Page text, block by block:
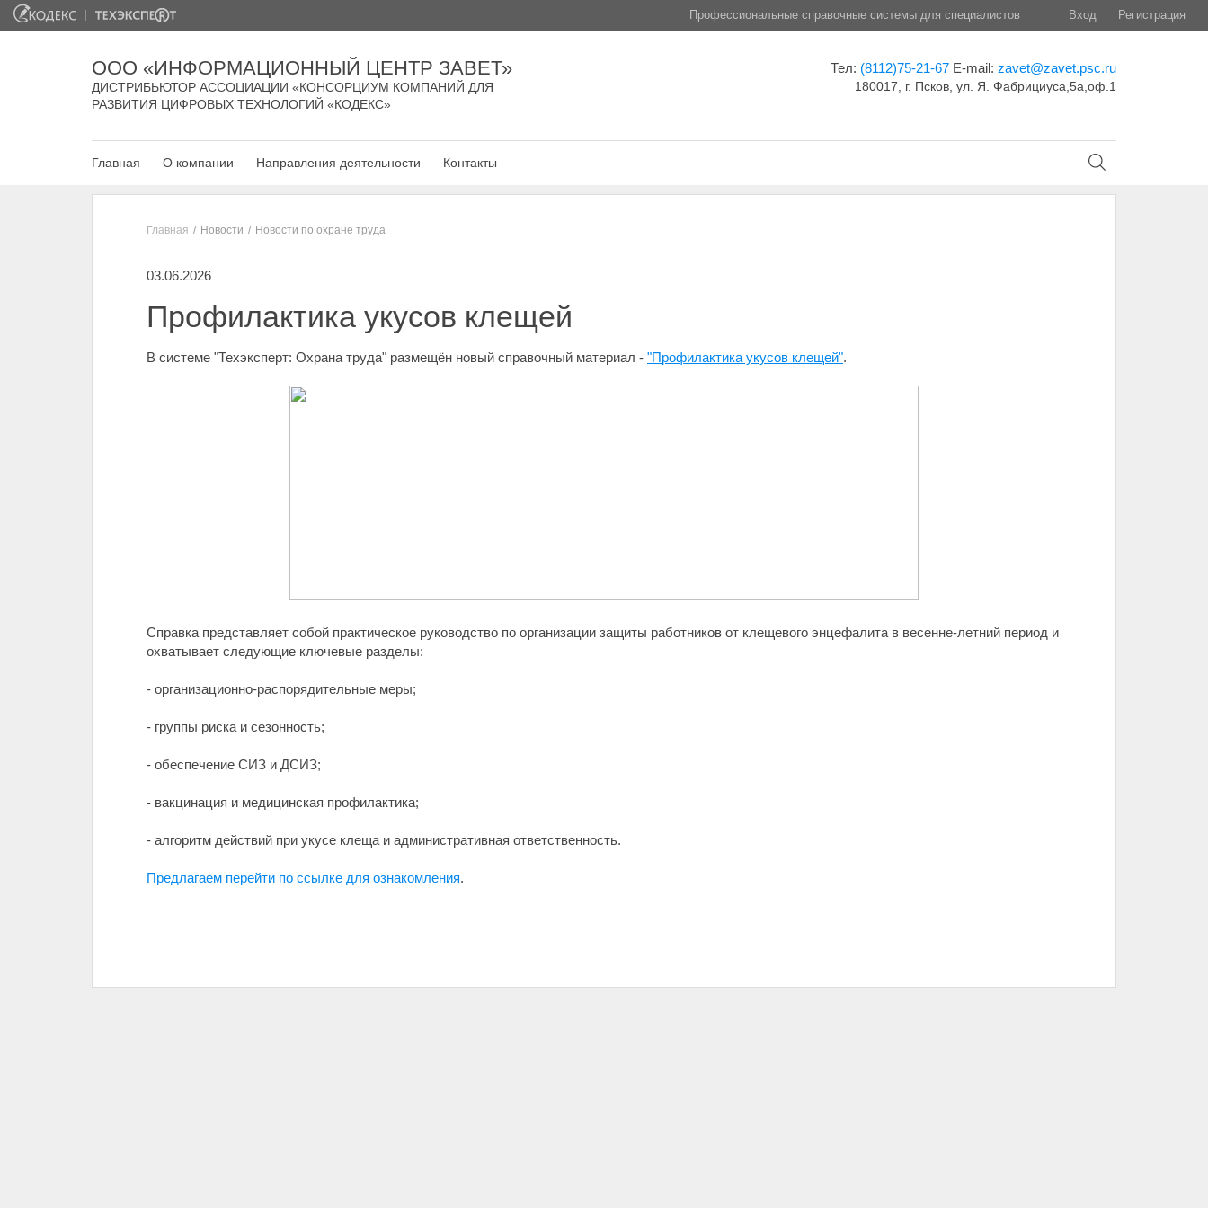
Профессиональные справочные системы для специалистов Вход Регистрация
ООО «ИНФОРМАЦИОННЫЙ ЦЕНТР ЗАВЕТ»
ДИСТРИБЬЮТОР АССОЦИАЦИИ «КОНСОРЦИУМ КОМПАНИЙ ДЛЯ
РАЗВИТИЯ ЦИФРОВЫХ ТЕХНОЛОГИЙ «КОДЕКС»
Тел: (8112)75-21-67 E-mail: zavet@zavet.psc.ru
180017, г. Псков, ул. Я. Фабрициуса,5а,оф.1
Главная О компании Направления деятельности Контакты
Главная Новости Новости по охране труда
03.06.2026
Профилактика укусов клещей
В системе "Техэксперт: Охрана труда" размещён новый справочный материал - "Профилактика укусов клещей".
Справка представляет собой практическое руководство по организации защиты работников от клещевого энцефалита в весенне-летний период и
охватывает следующие ключевые разделы:
- организационно-распорядительные меры;
- группы риска и сезонность;
- обеспечение СИЗ и ДСИЗ;
- вакцинация и медицинская профилактика;
- алгоритм действий при укусе клеща и административная ответственность.
Предлагаем перейти по ссылке для ознакомления.